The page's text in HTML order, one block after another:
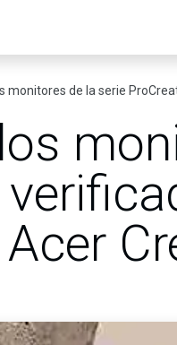
monitores de la serie